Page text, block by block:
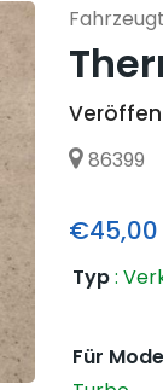
86399
€45,00
Typ:
Für